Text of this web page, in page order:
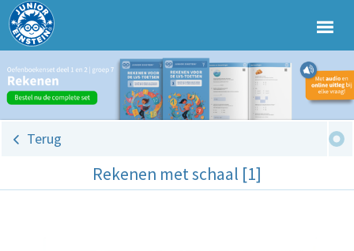
Terug
Rekenen met schaal [1]